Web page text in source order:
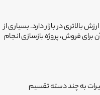
بالاتری در بازار دارد. بسیاری از
برای فروش، پروژه بازسازی انجام
به چند دسته تقسیم